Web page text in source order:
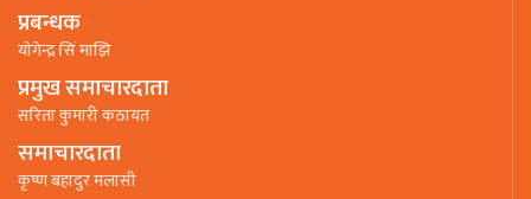
प्रबन्धक
याेगेन्द्र सिं माझि
प्रमुख समाचारदाता
सरिता कुमारी कठायत
समाचारदाता
कृष्ण बहादुर मलासी